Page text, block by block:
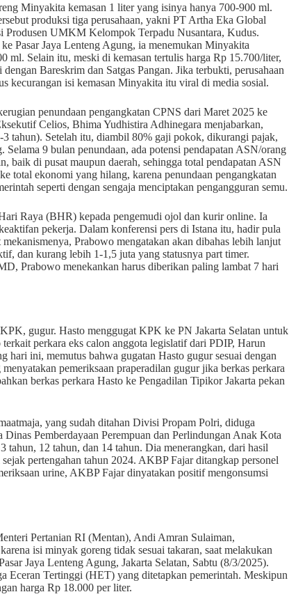
Minyakita kemasan 1 liter yang isinya hanya 700-900 ml.
produksi tiga perusahaan, yakni PT Artha Eka Global
Produsen UMKM Kelompok Terpadu Nusantara, Kudus.
Pasar Jaya Lenteng Agung, ia menemukan Minyakita
ml. Selain itu, meski di kemasan tertulis harga Rp 15.700/liter,
Bareskrim dan Satgas Pangan. Jika terbukti, perusahaan
kecurangan isi kemasan Minyakita itu viral di media sosial.
penundaan pengangkatan CPNS dari Maret 2025 ke
Celios, Bhima Yudhistira Adhinegara menjabarkan,
tahun). Setelah itu, diambil 80% gaji pokok, dikurangi pajak,
9 bulan penundaan, ada potensi pendapatan ASN/orang
baik di pusat maupun daerah, sehingga total pendapatan ASN
total ekonomi yang hilang, karena penundaan pengangkatan
seperti dengan sengaja menciptakan pengangguran semu.
Raya (BHR) kepada pengemudi ojol dan kurir online. Ia
pekerja. Dalam konferensi pers di Istana itu, hadir pula
Prabowo mengatakan akan dibahas lebih lanjut
dan kurang lebih 1-1,5 juta yang statusnya part timer.
Prabowo menekankan harus diberikan paling lambat 7 hari
gugur. Hasto menggugat KPK ke PN Jakarta Selatan untuk
perkara eks calon anggota legislatif dari PDIP, Harun
ini, memutus bahwa gugatan Hasto gugur sesuai dengan
pemeriksaan praperadilan gugur jika berkas perkara
berkas perkara Hasto ke Pengadilan Tipikor Jakarta pekan
yang sudah ditahan Divisi Propam Polri, diduga
Pemberdayaan Perempuan dan Perlindungan Anak Kota
12 tahun, dan 14 tahun. Dia menerangkan, dari hasil
pertengahan tahun 2024. AKBP Fajar ditangkap personel
urine, AKBP Fajar dinyatakan positif mengonsumsi
Pertanian RI (Mentan), Andi Amran Sulaiman,
isi minyak goreng tidak sesuai takaran, saat melakukan
Jaya Lenteng Agung, Jakarta Selatan, Sabtu (8/3/2025).
Eceran Tertinggi (HET) yang ditetapkan pemerintah. Meskipun
harga Rp 18.000 per liter.